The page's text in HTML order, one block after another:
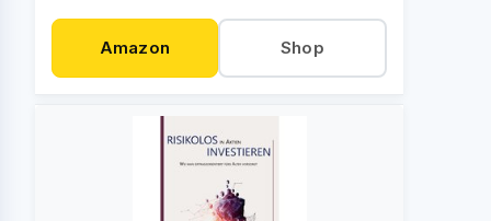
Amazon Shop